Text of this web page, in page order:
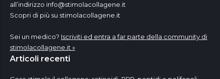
all’indirizzo info@stimolacollagene.it
Scopri di più su stimolacollagene.it
Sei un medico? Iscriviti ed entra a far parte della community di
stimolacollagene.it »
Articoli recenti